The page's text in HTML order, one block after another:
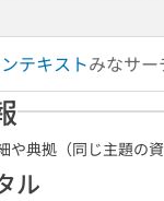
テキストみなサ
や典拠（同じ主題の
ル